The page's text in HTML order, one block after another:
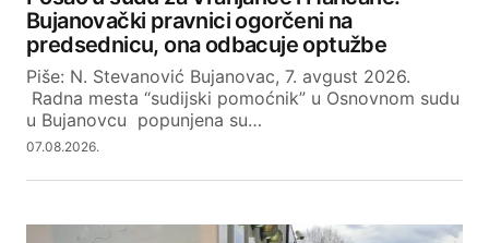
Your E-mail
SUBMIT COMMENT
Bujanovački pravnici ogorčeni na
predsednicu, ona odbacuje optužbe
Piše: N. Stevanović Bujanovac, 7. avgust 2026.
Radna mesta “sudijski pomoćnik” u Osnovnom sudu
u Bujanovcu popunjena su…
07.08.2026.